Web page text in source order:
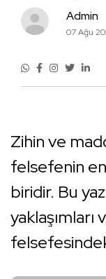
Admin
07 Ağu
Zihin ve
felsefenin en
biridir. Bu